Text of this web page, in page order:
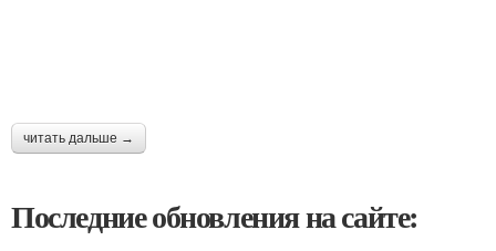
читать дальше →
Последние обновления на сайте: